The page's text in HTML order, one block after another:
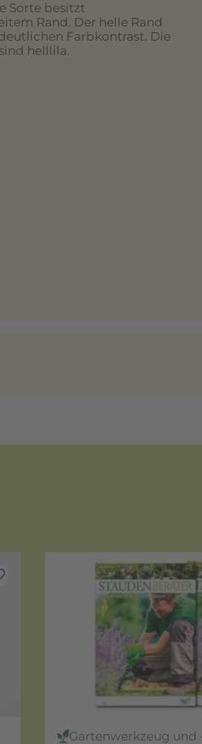
Sorte besitzt
Rand. Der helle Rand
Farbkontrast. Die
helllila.
Gartenwerkzeug und